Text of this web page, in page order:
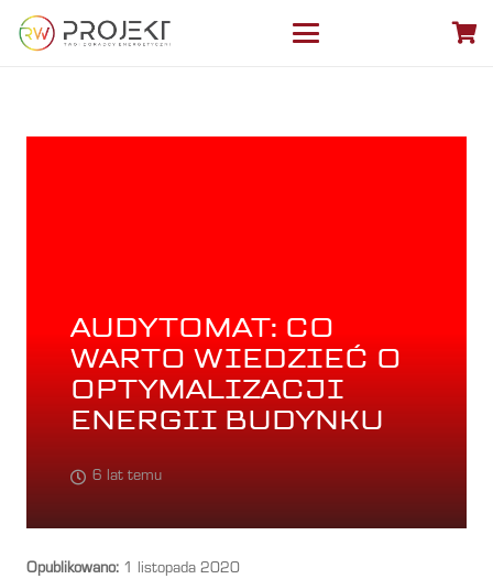
AUDYTOMAT: CO
WARTO WIEDZIEĆ O
OPTYMALIZACJI
ENERGII BUDYNKU
6 lat temu
Opublikowano: 1 listopada 2020